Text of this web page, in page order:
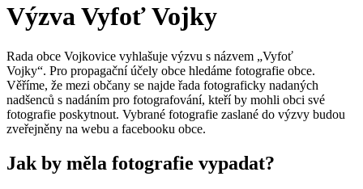
Výzva Vyfoť Vojky
Rada obce Vojkovice vyhlašuje výzvu s názvem „Vyfoť
Vojky“. Pro propagační účely obce hledáme fotografie obce.
Věříme, že mezi občany se najde řada fotograficky nadaných
nadšenců s nadáním pro fotografování, kteří by mohli obci své
fotografie poskytnout. Vybrané fotografie zaslané do výzvy budou
zveřejněny na webu a facebooku obce.
Jak by měla fotografie vypadat?